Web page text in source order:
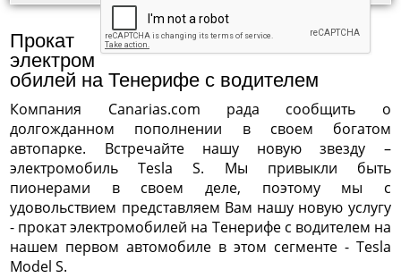
Прокат
электром
обилей на Тенерифе с водителем
Компания Canarias.com рада сообщить о
долгожданном пополнении в своем богатом
автопарке. Встречайте нашу новую звезду –
электромобиль Tesla S. Мы привыкли быть
пионерами в своем деле, поэтому мы с
удовольствием представляем Вам нашу новую услугу
- прокат электромобилей на Тенерифе с водителем на
нашем первом автомобиле в этом сегменте - Tesla
Model S.